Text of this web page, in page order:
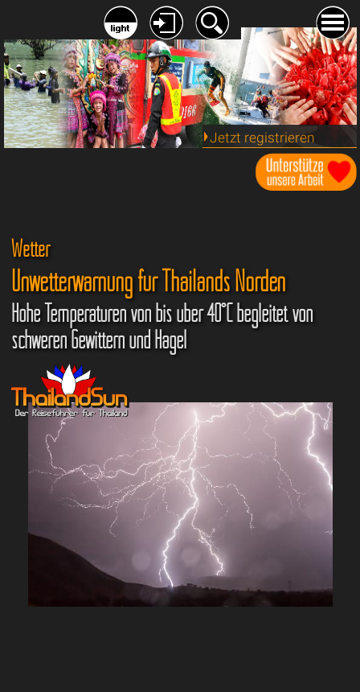
Jetzt registrieren
Wetter
Unwetterwarnung für Thailands Norden
Hohe Temperaturen von bis über 40°C begleitet von
schweren Gewittern und Hagel